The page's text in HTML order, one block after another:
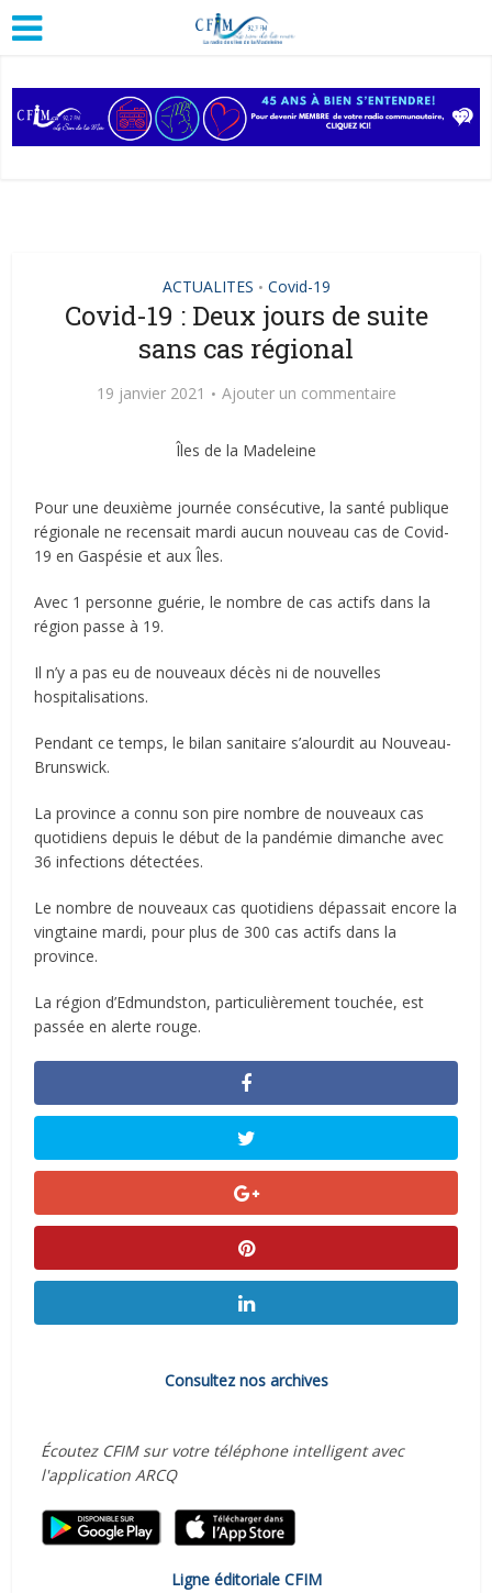
ACTUALITES • Covid-19
Covid-19 : Deux jours de suite
sans cas régional
19 janvier 2021 Ajouter un commentaire
Îles de la Madeleine
Pour une deuxième journée consécutive, la santé publique
régionale ne recensait mardi aucun nouveau cas de Covid-
19 en Gaspésie et aux Îles.
Avec 1 personne guérie, le nombre de cas actifs dans la
région passe à 19.
Il n’y a pas eu de nouveaux décès ni de nouvelles
hospitalisations.
Pendant ce temps, le bilan sanitaire s’alourdit au Nouveau-
Brunswick.
La province a connu son pire nombre de nouveaux cas
quotidiens depuis le début de la pandémie dimanche avec
36 infections détectées.
Le nombre de nouveaux cas quotidiens dépassait encore la
vingtaine mardi, pour plus de 300 cas actifs dans la
province.
La région d’Edmundston, particulièrement touchée, est
passée en alerte rouge.
Consultez nos archives
Écoutez CFIM sur votre téléphone intelligent avec
l'application ARCQ
Ligne éditoriale CFIM